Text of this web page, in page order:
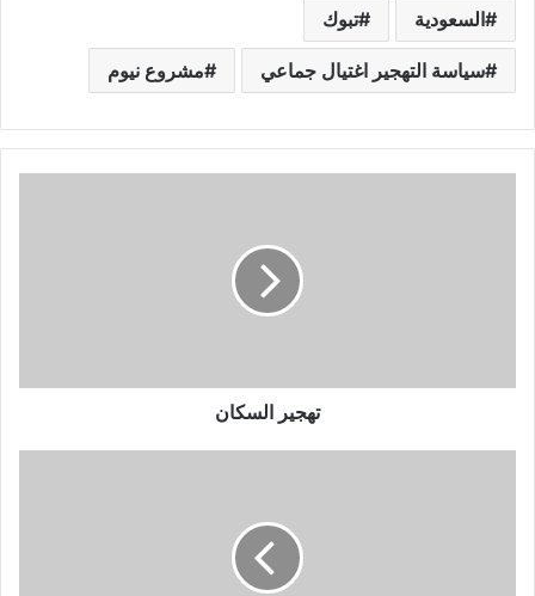
السعودية تبوك
سياسة التهجير اغتيال جماعي مشروع نيوم
تهجير السكان